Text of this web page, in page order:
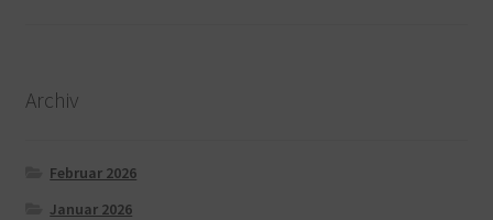
Archiv
Februar 2026
Januar 2026